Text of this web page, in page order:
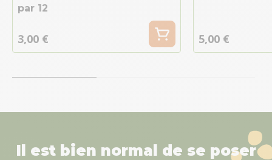
par 12
3,00 € 5,00 €
Il est bien normal de se poser